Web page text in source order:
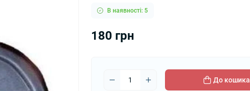
В наявності: 5
180 грн
До кошика